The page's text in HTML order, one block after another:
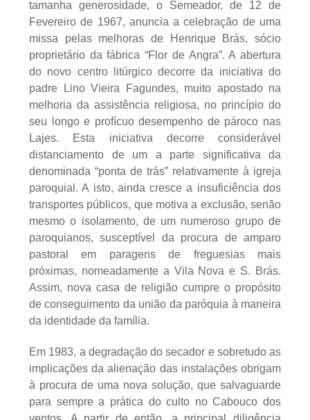
tamanha generosidade, o Semeador, de 12 de
Fevereiro de 1967, anuncia a celebração de uma
missa pelas melhoras de Henrique Brás, sócio
proprietário da fábrica “Flor de Angra”. A abertura
do novo centro litúrgico decorre da iniciativa do
padre Lino Vieira Fagundes, muito apostado na
melhoria da assistência religiosa, no princípio do
seu longo e profícuo desempenho de pároco nas
Lajes. Esta iniciativa decorre considerável
distanciamento de um a parte significativa da
denominada “ponta de trás” relativamente à igreja
paroquial. A isto, ainda cresce a insuficiência dos
transportes públicos, que motiva a exclusão, senão
mesmo o isolamento, de um numeroso grupo de
paroquianos, susceptível da procura de amparo
pastoral em paragens de freguesias mais
próximas, nomeadamente a Vila Nova e S. Brás.
Assim, nova casa de religião cumpre o propósito
de conseguimento da união da paróquia à maneira
da identidade da família.
Em 1983, a degradação do secador e sobretudo as
implicações da alienação das instalações obrigam
à procura de uma nova solução, que salvaguarde
para sempre a prática do culto no Cabouco dos